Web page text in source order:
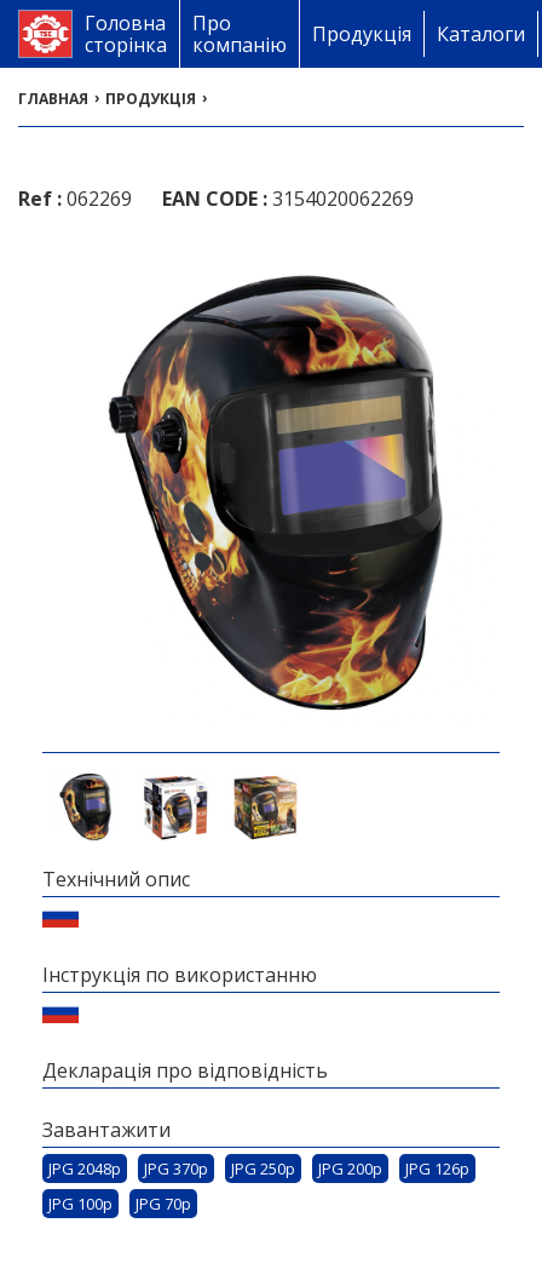
Головна
сторінка
Про
компанію
Продукція Каталоги
ГЛАВНАЯ › ПРОДУКЦІЯ ›
Ref :062269 EAN CODE :3154020062269
Технічний опис
Інструкція по використанню
Декларація про відповідність
Завантажити
JPG 2048p JPG 370p JPG 250p JPG 200p
JPG 126p
JPG 100p
JPG 70p